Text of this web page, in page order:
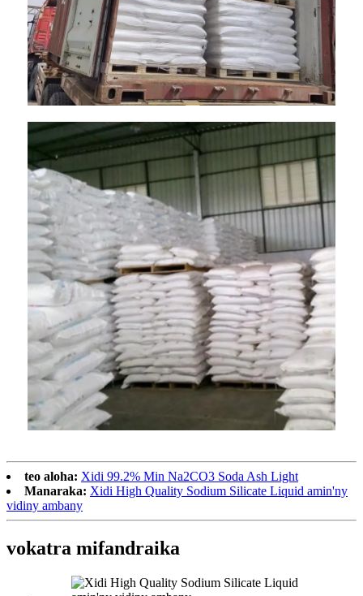
teo aloha: Xidi 99.2% Min Na2CO3 Soda Ash Light
Manaraka: Xidi High Quality Sodium Silicate Liquid amin'ny
vidiny ambany
vokatra mifandraika